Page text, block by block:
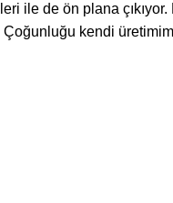
ile de ön plana
kendi